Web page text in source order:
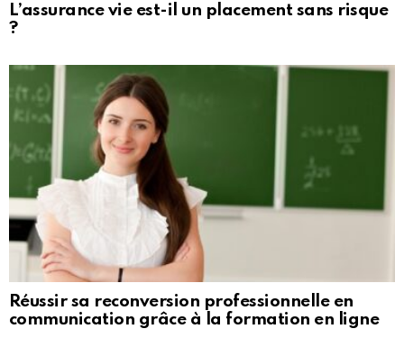
L’assurance vie est-il un placement sans risque
?
Réussir sa reconversion professionnelle en
communication grâce à la formation en ligne